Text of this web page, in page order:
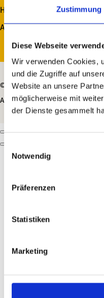
Zustimmung
Diese Webseite
Wir verwenden Cookies,
und die Zugriffe auf
Website an unsere
möglicherweise mit
der Dienste gesammelt
Einwilligungsauswahl
Notwendig
Präferenzen
Statistiken
Marketing
Hundebesitzer
Auszeichnungen
© 2026 Via Claudia Camping
AGB|Impressum|Datenschutz|